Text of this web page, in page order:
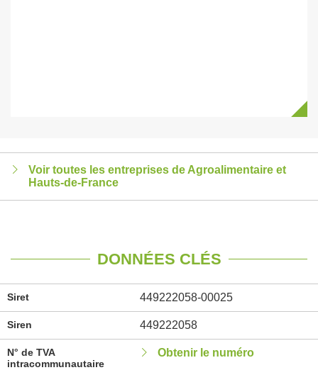
Voir toutes les entreprises de Agroalimentaire et
Hauts-de-France
DONNÉES CLÉS
Siret 449222058-00025
Siren 449222058
N° de TVA
intracommunautaire
Obtenir le numéro